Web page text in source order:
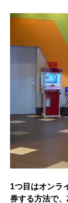
1つ目はオンラ
券する方法で